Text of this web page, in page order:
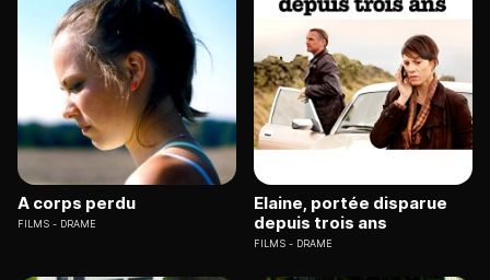
A corps perdu
FILMS DRAME
Elaine, portée disparue
depuis trois ans
FILMS DRAME